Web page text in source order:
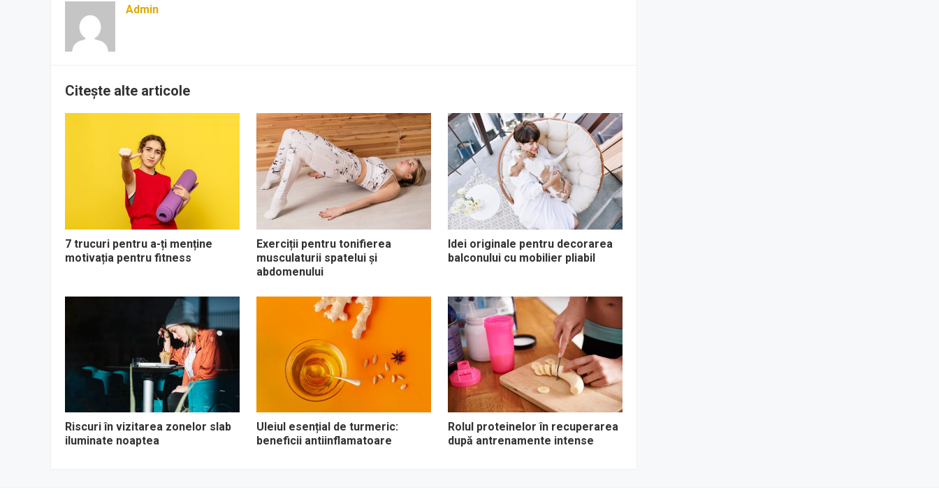
Admin
Citește alte articole
7 trucuri pentru a-ți menține
motivația pentru fitness
Exerciții pentru tonifierea
musculaturii spatelui și
abdomenului
Idei originale pentru decorarea
balconului cu mobilier pliabil
Riscuri în vizitarea zonelor slab
iluminate noaptea
Uleiul esențial de turmeric:
beneficii antiinflamatoare
Rolul proteinelor în recuperarea
după antrenamente intense